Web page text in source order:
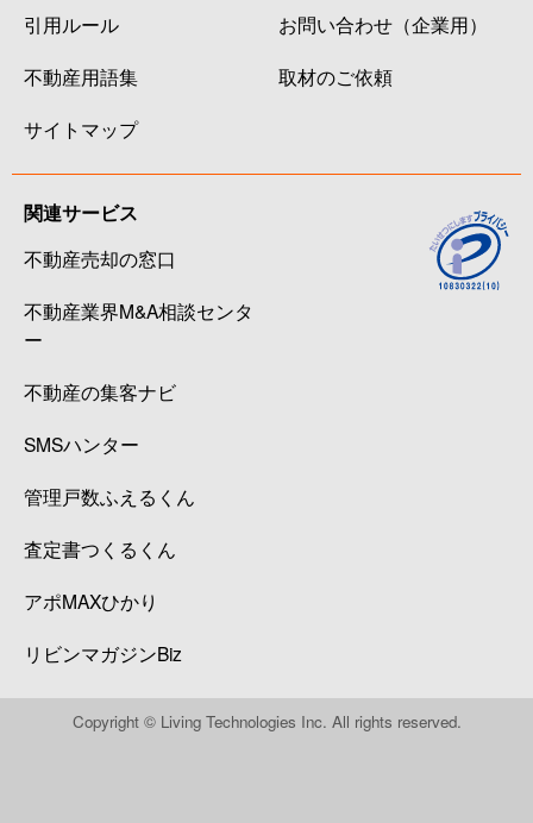
引用ルール
不動産用語集
サイトマップ
お問い合わせ（企業用）
取材のご依頼
関連サービス
不動産売却の窓口
不動産業界M&A相談センタ
ー
不動産の集客ナビ
SMSハンター
管理戸数ふえるくん
査定書つくるくん
アポMAXひかり
リビンマガジンBiz
Copyright © Living Technologies Inc. All rights reserved.